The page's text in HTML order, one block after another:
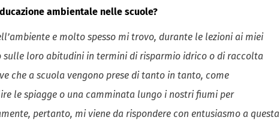
ambientale nelle scuole?
e molto spesso mi trovo, durante le lezioni ai miei
sulle loro abitudini in termini di risparmio idrico o di raccolta
che a scuola vengono prese di tanto in tanto, come
le spiagge o una camminata lungo i nostri fiumi per
pertanto, mi viene da rispondere con entusiasmo a questa